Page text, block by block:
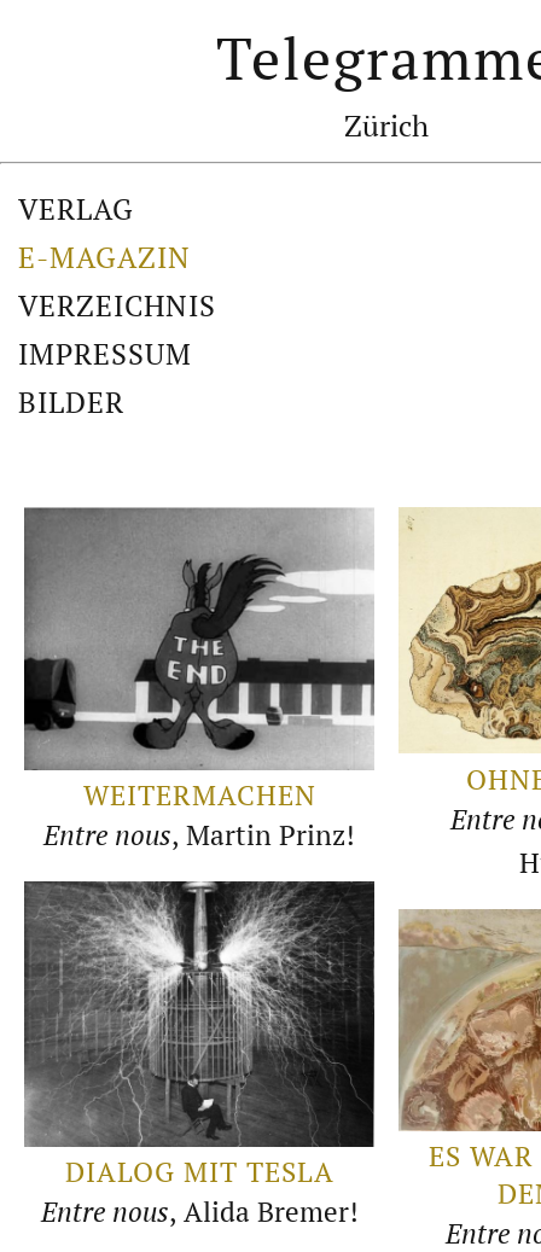
Zürich
VERLAG
E-MAGAZIN
VERZEICHNIS
IMPRESSUM
BILDER
WEITERMACHEN
Entre nous, Martin Prinz!
Entre
DIALOG MIT TESLA
Entre nous, Alida Bremer!
ES
Entre